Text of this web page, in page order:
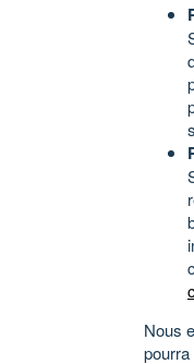
Nous